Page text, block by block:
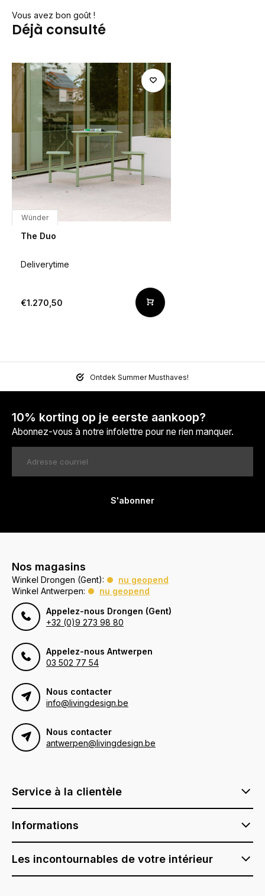
Vous avez bon goût !
Déjà consulté
Wünder
The Duo
Deliverytime
€1.270,50
Ontdek Summer Musthaves!
10% korting op je eerste aankoop?
Abonnez-vous à notre infolettre pour ne rien manquer.
S'abonner
Nos magasins
Winkel Drongen (Gent):
nu geopend
Winkel Antwerpen:
nu geopend
Appelez-nous Drongen (Gent)
+32 (0)9 273 98 80
Appelez-nous Antwerpen
03 502 77 54
Nous contacter
info@livingdesign.be
Nous contacter
antwerpen@livingdesign.be
Service à la clientèle
Informations
Les incontournables de votre intérieur